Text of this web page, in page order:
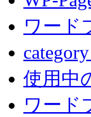
ワード
使用中
ワード